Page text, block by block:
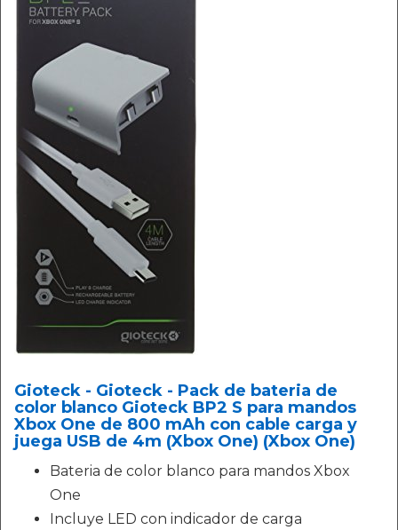
Gioteck - Gioteck - Pack de bateria de
color blanco Gioteck BP2 S para mandos
Xbox One de 800 mAh con cable carga y
juega USB de 4m (Xbox One) (Xbox One)
Bateria de color blanco para mandos Xbox
One
Incluye LED con indicador de carga